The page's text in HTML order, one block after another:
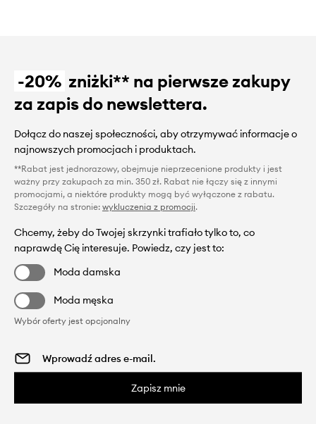
-20% zniżki** na pierwsze zakupy
za zapis do newslettera.
Dołącz do naszej społeczności, aby otrzymywać informacje o
najnowszych promocjach i produktach.
**Rabat jest jednorazowy, obejmuje nieprzecenione produkty i jest
ważny przy zakupach za min. 350 zł. Rabat nie łączy się z innymi
promocjami, a niektóre produkty mogą być wyłączone z rabatu.
Szczegóły na stronie: wykluczenia z promocji.
Chcemy, żeby do Twojej skrzynki trafiało tylko to, co
naprawdę Cię interesuje. Powiedz, czy jest to:
Moda damska
Moda męska
Wybór oferty jest opcjonalny
Zapisz mnie